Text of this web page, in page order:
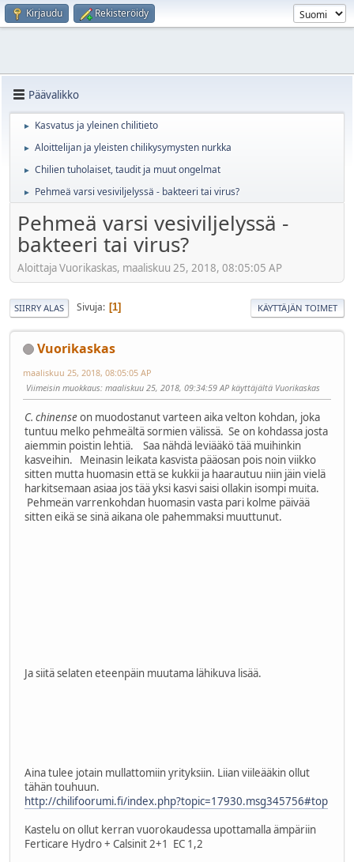
Kirjaudu Rekisteröidy
Päävalikko
► Kasvatus ja yleinen chilitieto
► Aloittelijan ja yleisten chilikysymysten nurkka
► Chilien tuholaiset, taudit ja muut ongelmat
► Pehmeä varsi vesiviljelyssä - bakteeri tai virus?
Pehmeä varsi vesiviljelyssä -
bakteeri tai virus?
Aloittaja Vuorikaskas, maaliskuu 25, 2018, 08:05:05 AP
SIIRRY ALAS Sivuja 1 KÄYTTÄJÄN TOIMET
Vuorikaskas
maaliskuu 25, 2018, 08:05:05 AP
Viimeisin muokkaus: maaliskuu 25, 2018, 09:34:59 AP käyttäjältä Vuorikaskas
C. chinenseon muodostanut varteen aika velton kohdan, joka
tuntuu melko pehmeältä sormien välissä. Se on kohdassa josta
aiemmin poistin lehtiä. Saa nähdä leviääkö tää muihinkin
kasveihin. Meinasin leikata kasvista pääosan pois noin viikko
sitten mutta huomasin että se kukkii ja haarautuu niin jäin vielä
harkitsemaan asiaa jos tää yksi kasvi saisi ollakin isompi muita.
Pehmeän varrenkohdan huomasin vasta pari kolme päivää
sitten eikä se sinä aikana ole pahemmaksi muuttunut.
Ja siitä selaten eteenpäin muutama lähikuva lisää.
Aina tulee jotain mullattomiin yrityksiin. Liian viileääkin ollut
tähän touhuun.
http://chilifoorumi.fi/index.php?topic=17930.msg345756#top
Kastelu on ollut kerran vuorokaudessa upottamalla ämpäriin
Ferticare Hydro + Calsinit 2+1 EC 1,2